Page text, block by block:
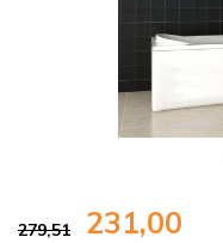
279,51 231,00